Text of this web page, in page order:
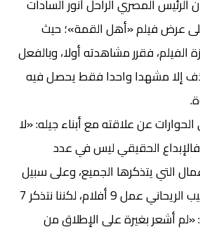
المصري الراحل أنور السادات
عرض فيلم «أهل القمة»؛ حيث
الفيلم، فقرر مشاهدته أولا، وبالفعل
إلا مشهدا واحدا فقط يحصل فيه
عن علاقته مع أبناء جيله: «لا
الحقيقي ليس في عدد
التي يتذكرها الجميع، وعلى سبيل
المثال الفنان الكبير نجيب الريحاني عمل 9 أفلام، لكننا نتذكر 7
أشعر بغيرة على الإطلاق من